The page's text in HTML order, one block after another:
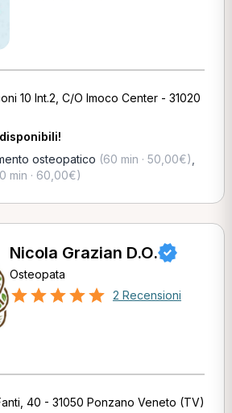
10 Int.2, C/O Imoco Center - 31020
osteopatico (60 min · 50,00€)
min · 60,00€)
Nicola Grazian D.O.
Osteopata
2 Recensioni
40 - 31050 Ponzano Veneto (TV)